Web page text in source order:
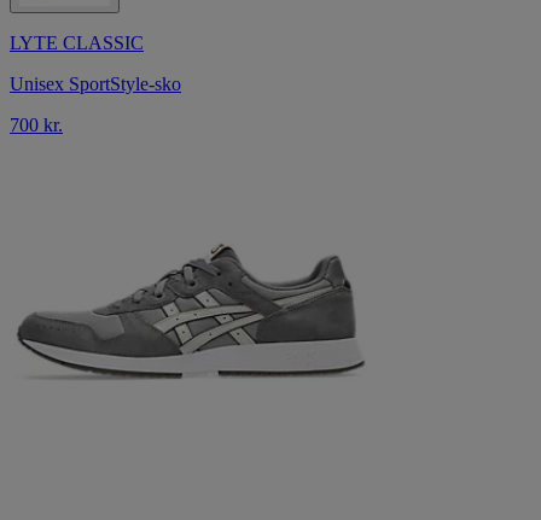
LYTE CLASSIC
Unisex SportStyle-sko
700 kr.